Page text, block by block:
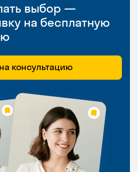
выбор —
на бесплатную
консультацию